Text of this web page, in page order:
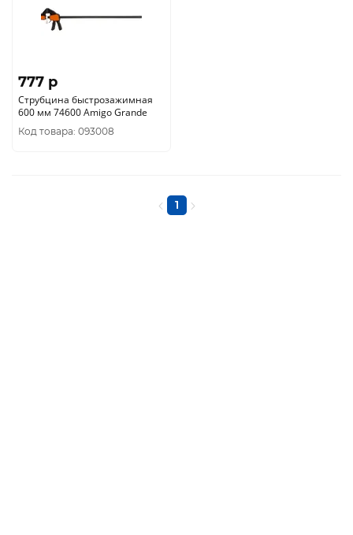
777 p
Струбцина быстрозажимная
600 мм 74600 Amigo Grande
Код товара: 093008
1